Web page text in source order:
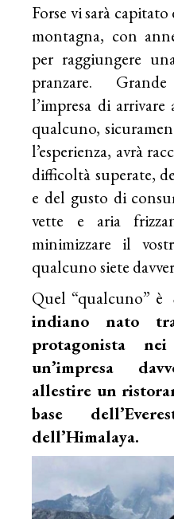
Forse vi sarà
montagna, con
per raggiungere
pranzare.
l’impresa di
qualcuno,
l’esperienza, avrà
difficoltà superate,
e del gusto di
vette e aria
minimizzare il
qualcuno siete
Quel “qualcuno” è
indiano nato
protagonista
un’impresa
allestire un
base
dell’Himalaya.